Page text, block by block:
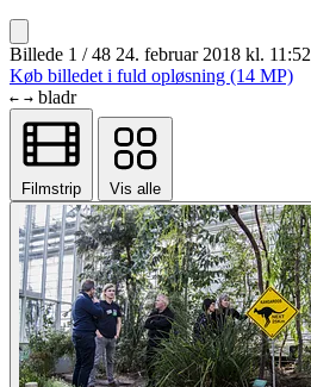
Billede 1 / 48 24. februar 2018 kl. 11:52
Køb billedet i fuld opløsning (14 MP)
← → bladr
Filmstrip Vis alle